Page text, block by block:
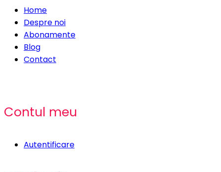
Home
Despre noi
Abonamente
Blog
Contact
Contul meu
Autentificare